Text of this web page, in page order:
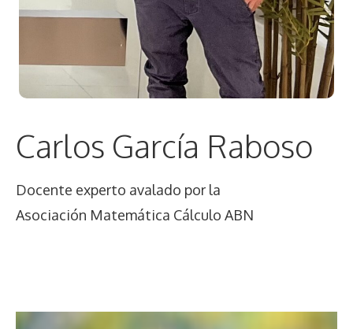
Carlos García Raboso
Docente experto avalado por la
Asociación Matemática Cálculo ABN